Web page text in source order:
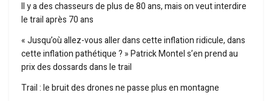
Il y a des chasseurs de plus de 80 ans, mais on veut interdire
le trail après 70 ans
« Jusqu’où allez-vous aller dans cette inflation ridicule, dans
cette inflation pathétique ? » Patrick Montel s’en prend au
prix des dossards dans le trail
Trail : le bruit des drones ne passe plus en montagne